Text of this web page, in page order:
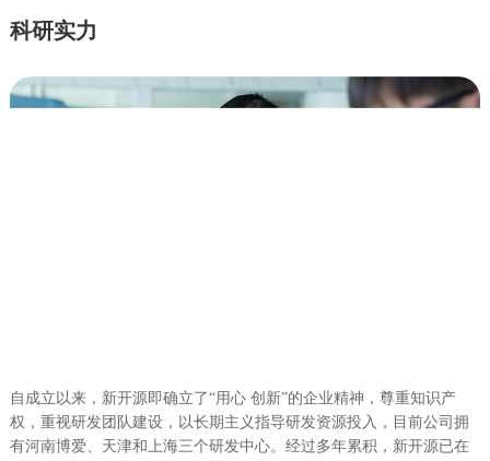
科研实力
自成立以来，新开源即确立了“用心 创新”的企业精神，尊重知识产
权，重视研发团队建设，以长期主义指导研发资源投入，目前公司拥
有河南博爱、天津和上海三个研发中心。经过多年累积，新开源已在